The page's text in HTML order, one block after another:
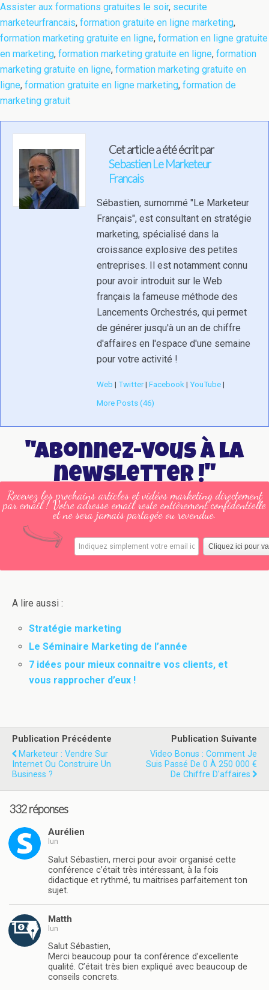
Assister aux formations gratuites le soir, securite
marketeurfrancais, formation gratuite en ligne marketing,
formation marketing gratuite en ligne, formation en ligne gratuite
en marketing, formation marketing gratuite en ligne, formation
marketing gratuite en ligne, formation marketing gratuite en
ligne, formation gratuite en ligne marketing, formation de
marketing gratuit
Cet article a été écrit par
Sebastien Le Marketeur
Francais
Sébastien, surnommé "Le Marketeur
Français", est consultant en stratégie
marketing, spécialisé dans la
croissance explosive des petites
entreprises. Il est notamment connu
pour avoir introduit sur le Web
français la fameuse méthode des
Lancements Orchestrés, qui permet
de générer jusqu'à un an de chiffre
d'affaires en l'espace d'une semaine
pour votre activité !
Web | Twitter| Facebook | YouTube |
More Posts (46)
"Abonnez-vous à la
newsletter !"
Recevez les prochains articles et vidéos marketing directement
par email ! Votre adresse email reste entièrement confidentielle
et ne sera jamais partagée ou revendue.
A lire aussi :
Stratégie marketing
Le Séminaire Marketing de l’année
7 idées pour mieux connaitre vos clients, et
vous rapprocher d’eux !
Publication Précédente
Marketeur : Vendre Sur
Internet Ou Construire Un
Business ?
Publication Suivante
Video Bonus : Comment Je
Suis Passé De 0 À 250 000 €
De Chiffre D'affaires
332 réponses
Aurélien
lun
Salut Sébastien, merci pour avoir organisé cette
conférence c’était très intéressant, à la fois
didactique et rythmé, tu maitrises parfaitement ton
sujet.
Matth
lun
Salut Sébastien,
Merci beaucoup pour ta conférence d’excellente
qualité. C’était très bien expliqué avec beaucoup de
conseils concrets.